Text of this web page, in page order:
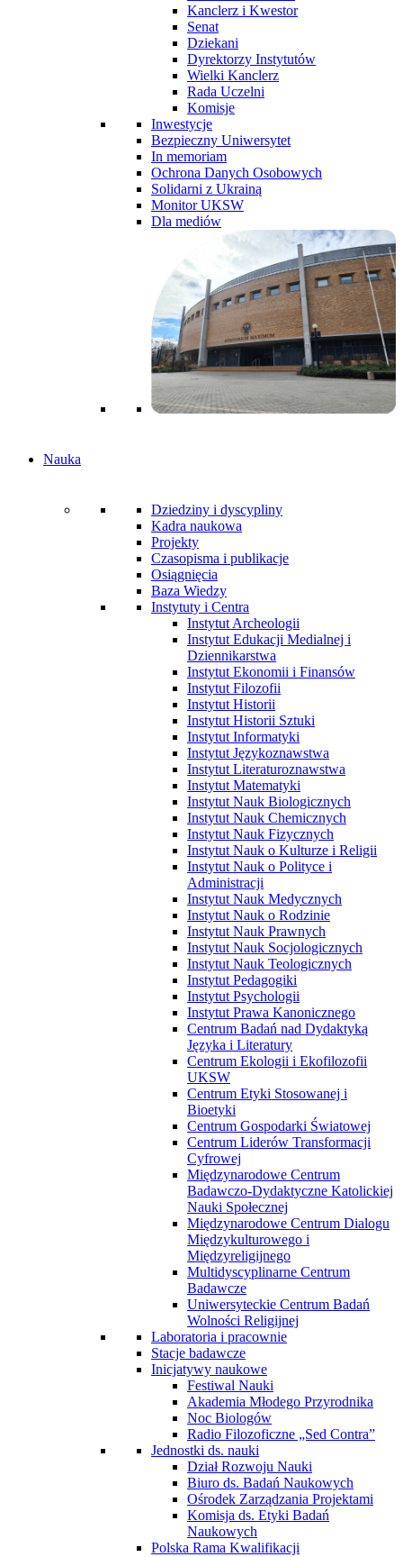
Kanclerz i Kwestor
Senat
Dziekani
Dyrektorzy Instytutów
Wielki Kanclerz
Rada Uczelni
Komisje
Inwestycje
Bezpieczny Uniwersytet
In memoriam
Ochrona Danych Osobowych
Solidarni z Ukrainą
Monitor UKSW
Dla mediów
Nauka
Dziedziny i dyscypliny
Kadra naukowa
Projekty
Czasopisma i publikacje
Osiągnięcia
Baza Wiedzy
Instytuty i Centra
Instytut Archeologii
Instytut Edukacji Medialnej i
Dziennikarstwa
Instytut Ekonomii i Finansów
Instytut Filozofii
Instytut Historii
Instytut Historii Sztuki
Instytut Informatyki
Instytut Językoznawstwa
Instytut Literaturoznawstwa
Instytut Matematyki
Instytut Nauk Biologicznych
Instytut Nauk Chemicznych
Instytut Nauk Fizycznych
Instytut Nauk o Kulturze i Religii
Instytut Nauk o Polityce i
Administracji
Instytut Nauk Medycznych
Instytut Nauk o Rodzinie
Instytut Nauk Prawnych
Instytut Nauk Socjologicznych
Instytut Nauk Teologicznych
Instytut Pedagogiki
Instytut Psychologii
Instytut Prawa Kanonicznego
Centrum Badań nad Dydaktyką
Języka i Literatury
Centrum Ekologii i Ekofilozofii
UKSW
Centrum Etyki Stosowanej i
Bioetyki
Centrum Gospodarki Światowej
Centrum Liderów Transformacji
Cyfrowej
Międzynarodowe Centrum
Badawczo-Dydaktyczne Katolickiej
Nauki Społecznej
Międzynarodowe Centrum Dialogu
Międzykulturowego i
Międzyreligijnego
Multidyscyplinarne Centrum
Badawcze
Uniwersyteckie Centrum Badań
Wolności Religijnej
Laboratoria i pracownie
Stacje badawcze
Inicjatywy naukowe
Festiwal Nauki
Akademia Młodego Przyrodnika
Noc Biologów
Radio Filozoficzne „Sed Contra”
Jednostki ds. nauki
Dział Rozwoju Nauki
Biuro ds. Badań Naukowych
Ośrodek Zarządzania Projektami
Komisja ds. Etyki Badań
Naukowych
Polska Rama Kwalifikacji